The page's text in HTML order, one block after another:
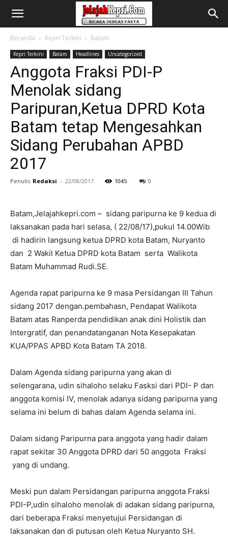
Beranda Kepri Terkini Batam
Kepri Terkini Batam Headlines Uncategorized
Anggota Fraksi PDI-P
Menolak sidang
Paripuran,Ketua DPRD Kota
Batam tetap Mengesahkan
Sidang Perubahan APBD
2017
Penulis Redaksi - 22/08/2017 1045 0
Batam,Jelajahkepri.com – sidang paripurna ke 9 kedua di
laksanakan pada hari selasa, ( 22/08/17),pukul 14.00Wib
di hadirin langsung ketua DPRD kota Batam, Nuryanto
dan 2 Wakil Ketua DPRD kota Batam serta Walikota
Batam Muhammad Rudi.SE.
Agenda rapat paripurna ke 9 masa Persidangan III Tahun
sidang 2017 dengan.pembahasn, Pendapat Walikota
Batam atas Ranperda pendidikan anak dini Holistik dan
Intergratif, dan penandatanganan Nota Kesepakatan
KUA/PPAS APBD Kota Batam TA 2018.
Dalam Agenda sidang paripurna yang akan di
selengarana, udin sihaloho selaku Fasksi dari PDI- P dan
anggota komisi IV, menolak adanya sidang paripurna yang
selama ini belum di bahas dalam Agenda selama ini.
Dalam sidang Paripurna para anggota yang hadir dalam
rapat sekitar 30 Anggota DPRD dari 50 anggota Fraksi
yang di undang.
Meski pun dalam Persidangan paripurna anggota Fraksi
PDI-P,udin sihaloho menolak di adakan sidang paripurna,
dari beberapa Fraksi menyetujui Persidangan di
laksanakan dan di putusan oleh Ketua Nuryanto SH.